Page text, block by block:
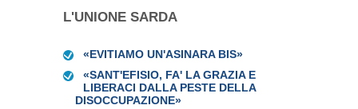
L'UNIONE SARDA
«EVITIAMO UN'ASINARA BIS»
«SANT'EFISIO, FA' LA GRAZIA E
LIBERACI DALLA PESTE DELLA
DISOCCUPAZIONE»